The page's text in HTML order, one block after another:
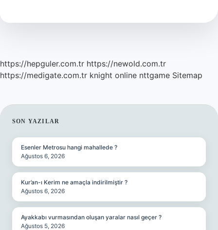
https://hepguler.com.tr https://newold.com.tr
https://medigate.com.tr knight online nttgame Sitemap
SIDEBAR
SON YAZILAR
Esenler Metrosu hangi mahallede ?
Ağustos 6, 2026
Kur’an-ı Kerim ne amaçla indirilmiştir ?
Ağustos 6, 2026
Ayakkabı vurmasından oluşan yaralar nasıl geçer ?
Ağustos 5, 2026